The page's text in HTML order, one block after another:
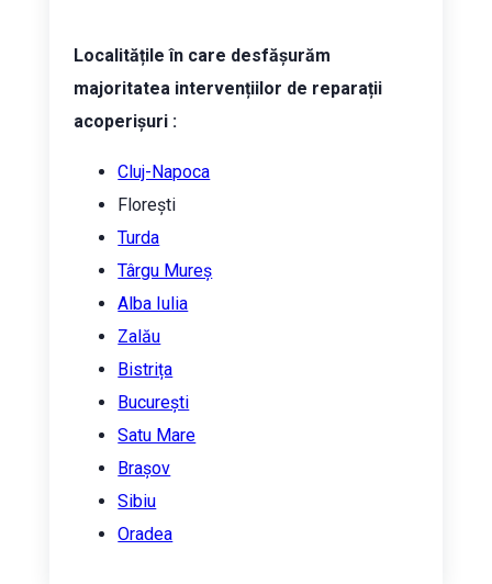
Localitățile în care desfășurăm
majoritatea intervențiilor de reparații
acoperișuri :
Cluj-Napoca
Florești
Turda
Târgu Mureș
Alba Iulia
Zalău
Bistrița
București
Satu Mare
Brașov
Sibiu
Oradea